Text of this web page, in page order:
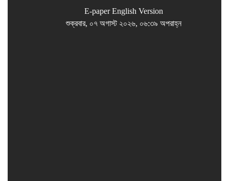
E-paper English Version
শুক্রবার, ০৭ অগাস্ট ২০২৬, ০৬:৩৯ অপরাহ্ন